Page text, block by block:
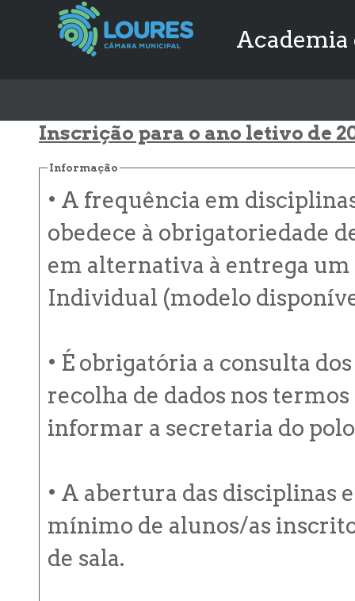
Academia
Inscrição para o ano letivo de
Informação
• A frequência em
obedece à obrigatoriedade
em alternativa à entrega
Individual (modelo
• É obrigatória a consulta
recolha de dados nos
informar a secretaria do
• A abertura das disciplinas
mínimo de alunos/as
de sala.